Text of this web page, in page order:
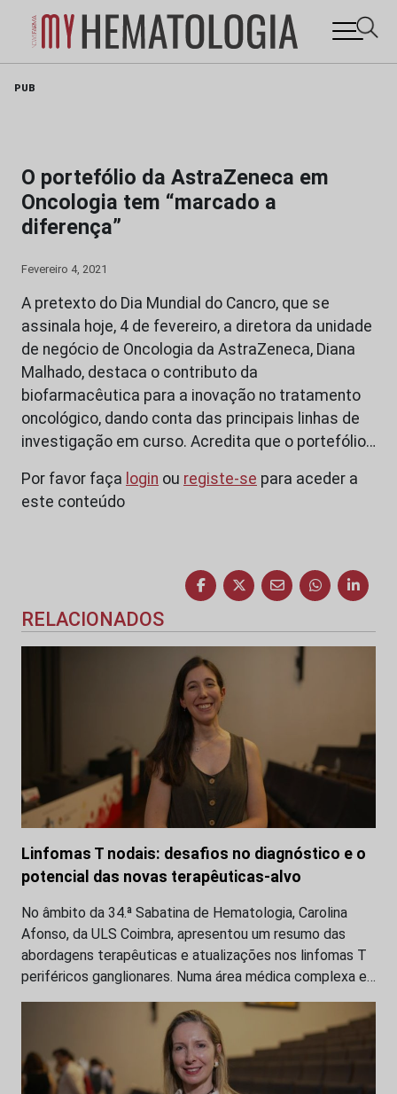
PUB
O portefólio da AstraZeneca em
Oncologia tem “marcado a
diferença”
Fevereiro 4, 2021
A pretexto do Dia Mundial do Cancro, que se
assinala hoje, 4 de fevereiro, a diretora da unidade
de negócio de Oncologia da AstraZeneca, Diana
Malhado, destaca o contributo da
biofarmacêutica para a inovação no tratamento
oncológico, dando conta das principais linhas de
investigação em curso. Acredita que o portefólio…
Por favor faça login ou registe-se para aceder a
este conteúdo
RELACIONADOS
Linfomas T nodais: desafios no diagnóstico e o
potencial das novas terapêuticas-alvo
No âmbito da 34.ª Sabatina de Hematologia, Carolina
Afonso, da ULS Coimbra, apresentou um resumo das
abordagens terapêuticas e atualizações nos linfomas T
periféricos ganglionares. Numa área médica complexa e…